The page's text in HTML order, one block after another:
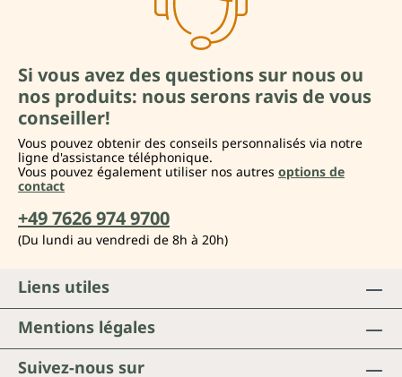
Si vous avez des questions sur nous ou
nos produits: nous serons ravis de vous
conseiller!
Vous pouvez obtenir des conseils personnalisés via notre
ligne d'assistance téléphonique.
Vous pouvez également utiliser nos autres options de
contact
+49 7626 974 9700
(Du lundi au vendredi de 8h à 20h)
Suivez-nous sur
Liens utiles
Mentions légales